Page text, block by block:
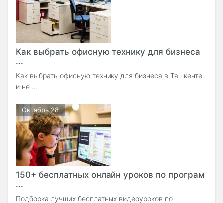
Как выбрать офисную технику для бизнеса
...
Как выбрать офисную технику для бизнеса в Ташкенте
и не ...
Октябрь 28
150+ бесплатных онлайн уроков по програм
...
Подборка лучших бесплатных видеоуроков по